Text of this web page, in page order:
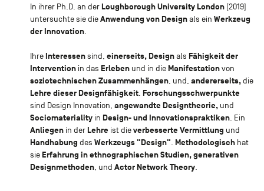
In ihrer Ph.D. an der Loughborough University London[2019]
untersuchte sie die Anwendung von Designals ein Werkzeug
der Innovation.
Ihre Interessensind, einerseits, Designals Fähigkeit der
Interventionin das Erlebenund in die Manifestationvon
soziotechnischen Zusammenhängen, und, andererseits,die
Lehre dieser Designfähigkeit. Forschungsschwerpunkte
sind Design Innovation, angewandte Designtheorie,und
Sociomaterialityin Design- und Innovationspraktiken. Ein
Anliegenin der Lehre ist die verbesserte Vermittlung und
Handhabung des Werkzeugs "Design" Methodologischhat
sieErfahrung in ethnographischen Studien, generativen
Designmethoden, und Actor Network Theory.